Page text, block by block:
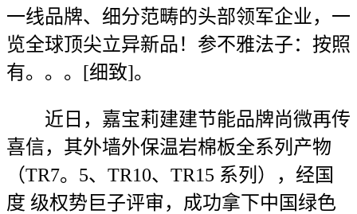
一线品牌、细分范畴的头部领军企业，一
览全球顶尖立异新品！参不雅法子：按照
有。。。[细致]。
近日，嘉宝莉建建节能品牌尚微再传
喜信，其外墙外保温岩棉板全系列产物
（TR7。5、TR10、TR15 系列），经国
度 级权势巨子评审，成功拿下中国绿色